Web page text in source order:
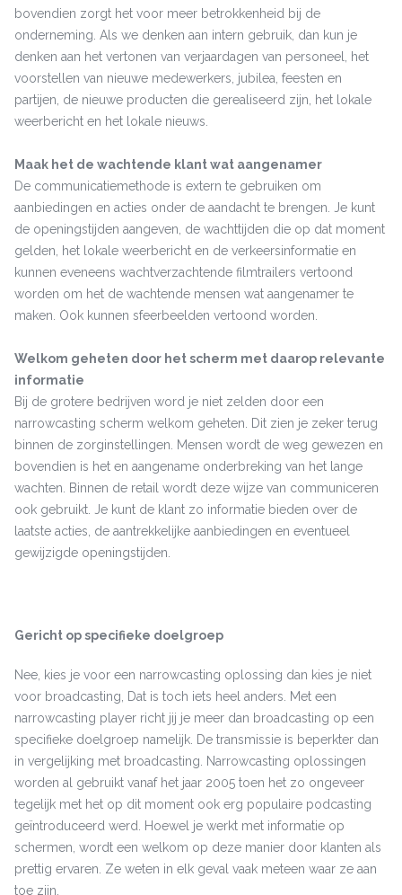
bovendien zorgt het voor meer betrokkenheid bij de
onderneming. Als we denken aan intern gebruik, dan kun je
denken aan het vertonen van verjaardagen van personeel, het
voorstellen van nieuwe medewerkers, jubilea, feesten en
partijen, de nieuwe producten die gerealiseerd zijn, het lokale
weerbericht en het lokale nieuws.
Maak het de wachtende klant wat aangenamer
De communicatiemethode is extern te gebruiken om
aanbiedingen en acties onder de aandacht te brengen. Je kunt
de openingstijden aangeven, de wachttijden die op dat moment
gelden, het lokale weerbericht en de verkeersinformatie en
kunnen eveneens wachtverzachtende filmtrailers vertoond
worden om het de wachtende mensen wat aangenamer te
maken. Ook kunnen sfeerbeelden vertoond worden.
Welkom geheten door het scherm met daarop relevante
informatie
Bij de grotere bedrijven word je niet zelden door een
narrowcasting scherm welkom geheten. Dit zien je zeker terug
binnen de zorginstellingen. Mensen wordt de weg gewezen en
bovendien is het en aangename onderbreking van het lange
wachten. Binnen de retail wordt deze wijze van communiceren
ook gebruikt. Je kunt de klant zo informatie bieden over de
laatste acties, de aantrekkelijke aanbiedingen en eventueel
gewijzigde openingstijden.
Gericht op specifieke doelgroep
Nee, kies je voor een narrowcasting oplossing dan kies je niet
voor broadcasting, Dat is toch iets heel anders. Met een
narrowcasting player richt jij je meer dan broadcasting op een
specifieke doelgroep namelijk. De transmissie is beperkter dan
in vergelijking met broadcasting. Narrowcasting oplossingen
worden al gebruikt vanaf het jaar 2005 toen het zo ongeveer
tegelijk met het op dit moment ook erg populaire podcasting
geïntroduceerd werd. Hoewel je werkt met informatie op
schermen, wordt een welkom op deze manier door klanten als
prettig ervaren. Ze weten in elk geval vaak meteen waar ze aan
toe zijn.